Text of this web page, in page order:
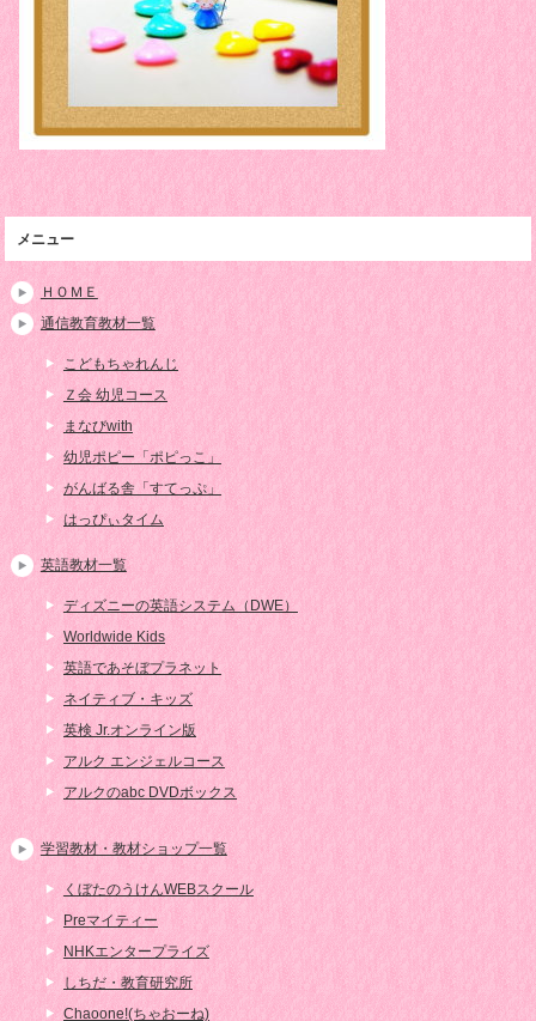
メニュー
ＨＯＭＥ
通信教育教材一覧
こどもちゃれんじ
Ｚ会 幼児コース
まなびwith
幼児ポピー「ポピっこ」
がんばる舎「すてっぷ」
はっぴぃタイム
英語教材一覧
ディズニーの英語システム（DWE）
Worldwide Kids
英語であそぼプラネット
ネイティブ・キッズ
英検 Jr.オンライン版
アルク エンジェルコース
アルクのabc DVDボックス
学習教材・教材ショップ一覧
くぼたのうけんWEBスクール
Preマイティー
NHKエンタープライズ
しちだ・教育研究所
Chaoone!(ちゃおーね)